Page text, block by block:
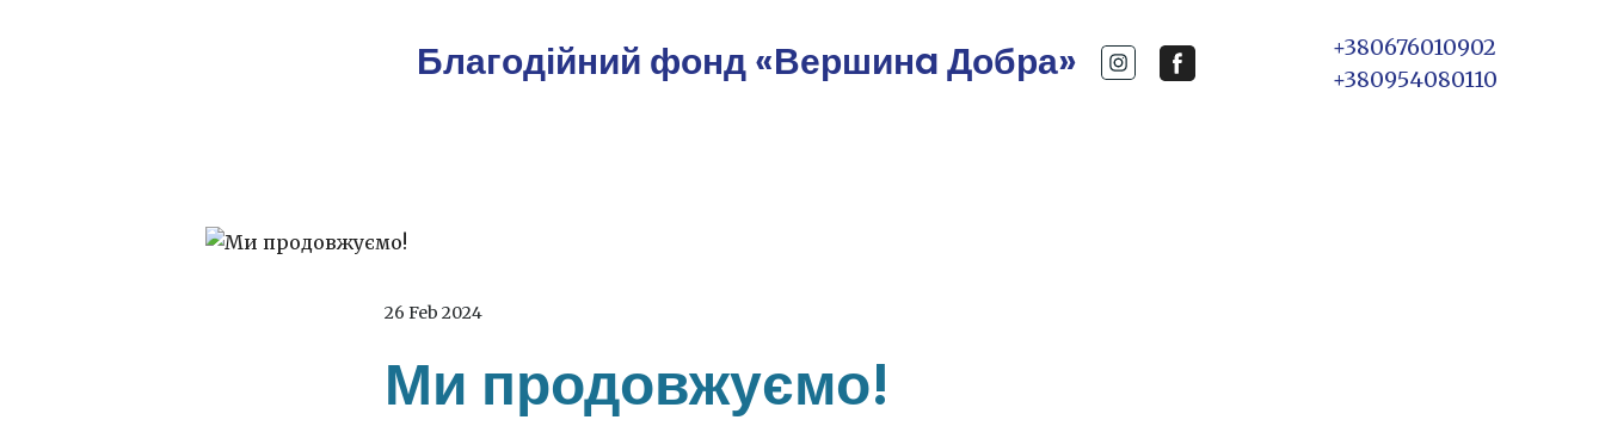
Благодійний фонд «Вершинa Добра» +380676010902
+380954080110
26 Feb 2024
Ми продовжуємо!